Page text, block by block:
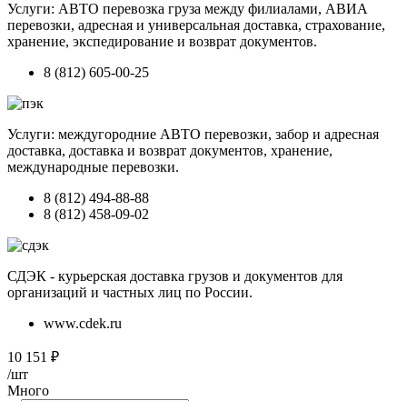
Услуги: АВТО перевозка груза между филиалами, АВИА
перевозки, адресная и универсальная доставка, страхование,
хранение, экспедирование и возврат документов.
8 (812) 605-00-25
Услуги: междугородние АВТО перевозки, забор и адресная
доставка, доставка и возврат документов, хранение,
международные перевозки.
8 (812) 494-88-88
8 (812) 458-09-02
СДЭК - курьерская доставка грузов и документов для
организаций и частных лиц по России.
www.cdek.ru
10 151 ₽
/шт
Много